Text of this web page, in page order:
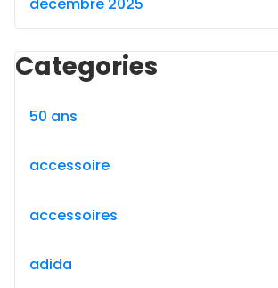
décembre 2025
Categories
50 ans
accessoire
accessoires
adida